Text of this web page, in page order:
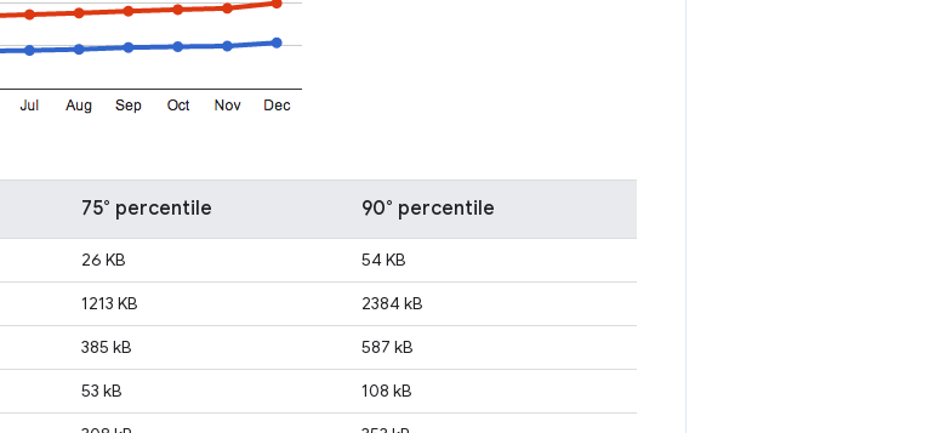
75° percentile 90° percentile
26 KB
54 KB
1213 KB
2384 kB
385 kB
587 kB
53 kB
108 kB